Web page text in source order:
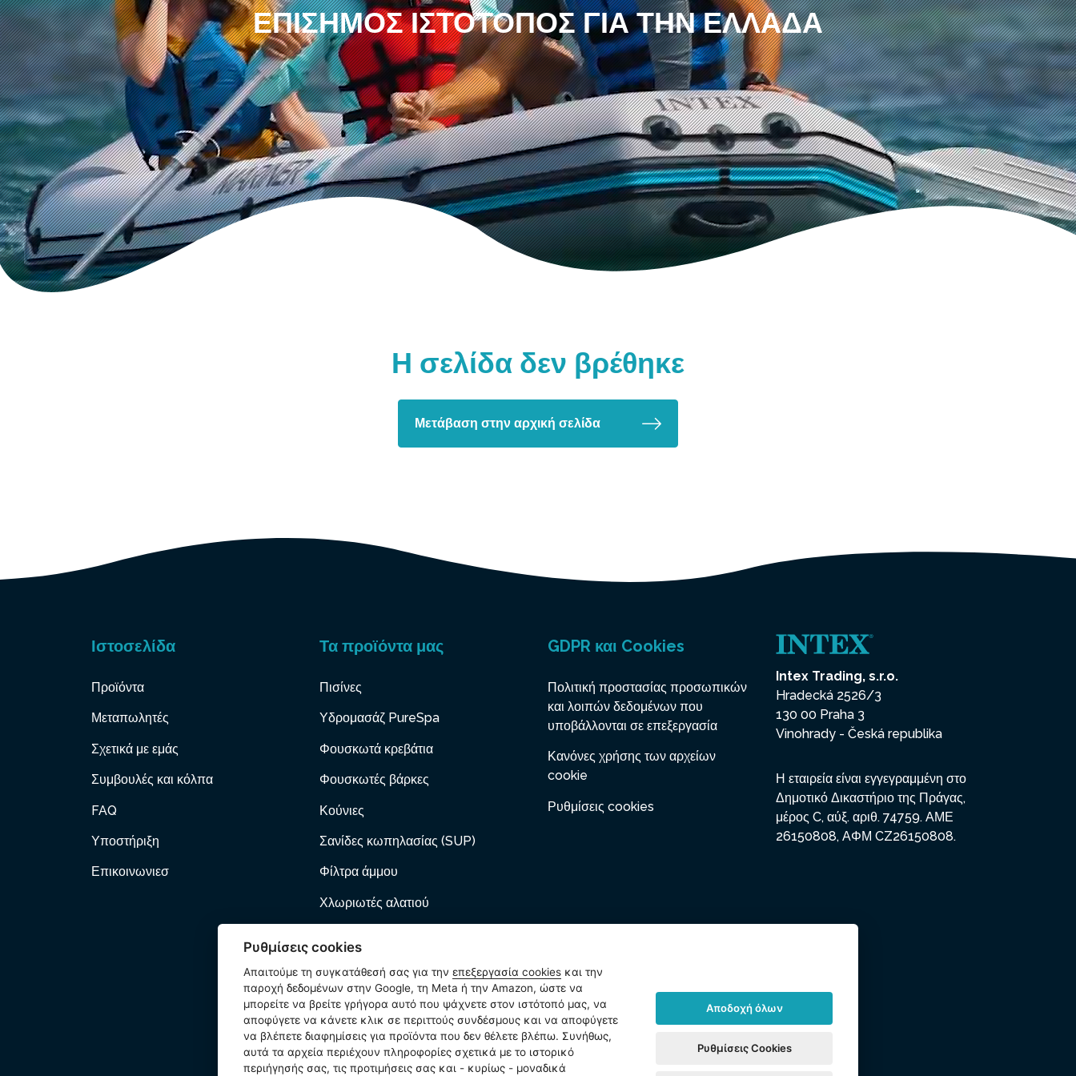
ΕΠΊΣΗΜΟΣ ΙΣΤΌΤΟΠΟΣ ΓΙΑ ΤΗΝ ΕΛΛΆΔΑ
Η σελίδα δεν βρέθηκε
Μετάβαση στην αρχική σελίδα
Ιστοσελίδα
Προϊόντα
Μεταπωλητές
Σχετικά με εμάς
Συμβουλές και κόλπα
FAQ
Υποστήριξη
Επικοινωνιεσ
Τα προϊόντα μας
Πισίνες
Υδρομασάζ PureSpa
Φουσκωτά κρεβάτια
Φουσκωτές βάρκες
Κούνιες
Σανίδες κωπηλασίας (SUP)
Φίλτρα άμμου
Χλωριωτές αλατιού
Αντλίες φουσκώματος
Φουσκωτά έπιπλα
Κατοικίδια
Εξαρτήματα
GDPR και Cookies
Πολιτική προστασίας προσωπικών
και λοιπών δεδομένων που
υποβάλλονται σε επεξεργασία
Κανόνες χρήσης των αρχείων
cookie
Ρυθμίσεις cookies
Intex Trading, s.r.o.
Hradecká 2526/3
130 00 Praha 3
Vinohrady - Česká republika
Η εταιρεία είναι εγγεγραμμένη στο
Δημοτικό Δικαστήριο της Πράγας,
μέρος C, αύξ. αριθ. 74759. ΑΜΕ
26150808, ΑΦΜ CZ26150808.
Ρυθμίσεις cookies
Απαιτούμε τη συγκατάθεσή σας για την επεξεργασία cookies και την
παροχή δεδομένων στην Google, τη Meta ή την Amazon, ώστε να
μπορείτε να βρείτε γρήγορα αυτό που ψάχνετε στον ιστότοπό μας, να
αποφύγετε να κάνετε κλικ σε περιττούς συνδέσμους και να αποφύγετε
να βλέπετε διαφημίσεις για προϊόντα που δεν θέλετε βλέπω. Συνήθως,
αυτά τα αρχεία περιέχουν πληροφορίες σχετικά με το ιστορικό
περιήγησής σας, τις προτιμήσεις σας και - κυρίως - μοναδικά
Αποδοχή όλων
Ρυθμίσεις Cookies